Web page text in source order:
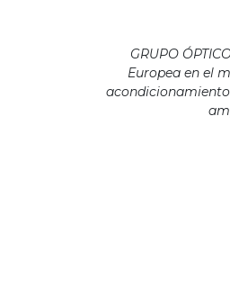
GRUPO
Europea en el